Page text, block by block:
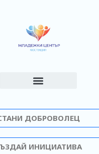
ДОБРОВОЛЕЦ
ИНИЦИАТИВА